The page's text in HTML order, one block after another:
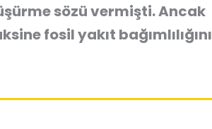
sözü vermişti. Ancak
fosil yakıt bağımlılığını